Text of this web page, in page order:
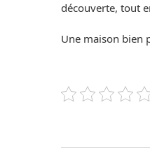
découverte, tout
Une maison bien